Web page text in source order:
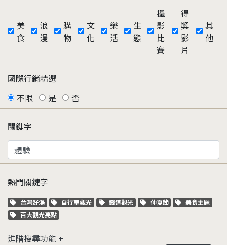
美
食
浪
漫
購
物
文
化
樂
活
生
態
攝
影
比
賽
得
獎
影
片
其
他
國際行銷精選
不限
是 否
關鍵字
熱門關鍵字
關鍵字標籤
台灣好湯 關鍵字標籤
自行車觀光 關鍵字標籤
鐵道觀光 關鍵字標籤
仲夏節 關鍵字標籤
美食主題
關鍵字標籤
百大觀光亮點
進階搜尋功能